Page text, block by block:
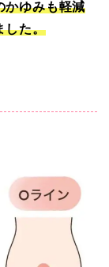
かゆみも軽減
した。